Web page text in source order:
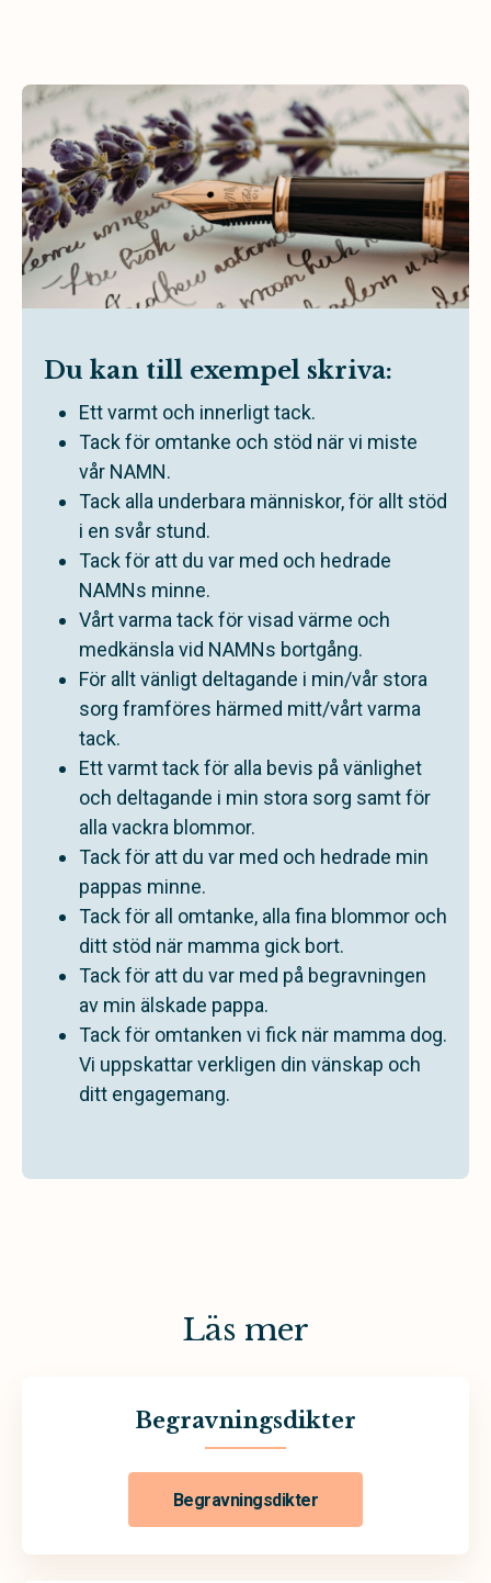
Du kan till exempel skriva:
Ett varmt och innerligt tack.
Tack för omtanke och stöd när vi miste
vår NAMN.
Tack alla underbara människor, för allt stöd
i en svår stund.
Tack för att du var med och hedrade
NAMNs minne.
Vårt varma tack för visad värme och
medkänsla vid NAMNs bortgång.
För allt vänligt deltagande i min/vår stora
sorg framföres härmed mitt/vårt varma
tack.
Ett varmt tack för alla bevis på vänlighet
och deltagande i min stora sorg samt för
alla vackra blommor.
Tack för att du var med och hedrade min
pappas minne.
Tack för all omtanke, alla fina blommor och
ditt stöd när mamma gick bort.
Tack för att du var med på begravningen
av min älskade pappa.
Tack för omtanken vi fick när mamma dog.
Vi uppskattar verkligen din vänskap och
ditt engagemang.
Läs mer
Begravningsdikter
Begravningsdikter